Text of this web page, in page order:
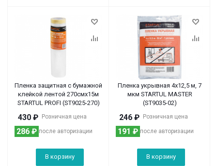
Пленка защитная с бумажной
клейкой лентой 270смх15м
STARTUL PROFI (ST9025-270)
Розничная цена
430 ₽
после авторизации
286 ₽
В корзину
Пленка укрывная 4x12,5 м, 7
мкм STARTUL MASTER
(ST9035-02)
Розничная цена
246 ₽
после авторизации
191 ₽
В корзину